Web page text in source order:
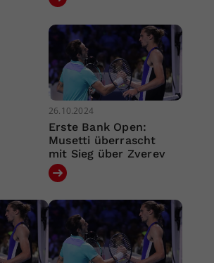
26.10.2024
Erste Bank Open:
Musetti überrascht
mit Sieg über Zverev